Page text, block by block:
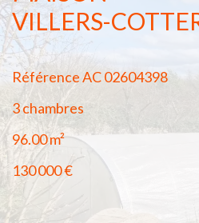
VILLERS-
RéférenceAC 02604398
3 chambres
96.00m²
130 000 €